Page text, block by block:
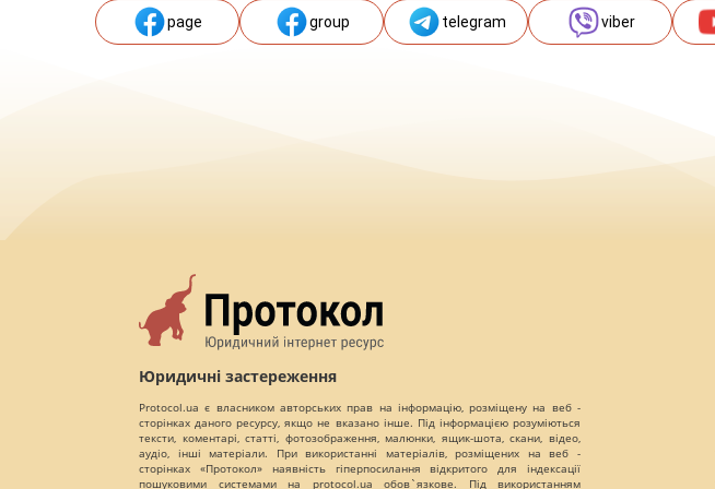
page group telegram viber
Юридичні застереження
Protocol.ua є власником авторських прав на інформацію, розміщену на веб -
сторінках даного ресурсу, якщо не вказано інше. Під інформацією розуміються
тексти, коментарі, статті, фотозображення, малюнки, ящик-шота, скани, відео,
аудіо, інші матеріали. При використанні матеріалів, розміщених на веб -
сторінках «Протокол» наявність гіперпосилання відкритого для індексації
пошуковими системами на protocol.ua обов`язкове. Під використанням